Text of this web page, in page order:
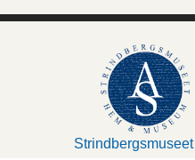
Strindbergsmuseet